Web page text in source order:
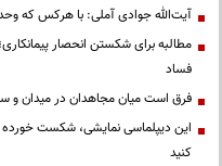
آیت‌الله جوادی آملی: با هرکس که
مطالبه برای شکستن انحصار
فساد
فرق است میان مجاهدان در میدان و
این دیپلماسی نمایشی، شکست خورده
کنید